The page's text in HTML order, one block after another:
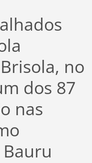
no
dos 87
nas